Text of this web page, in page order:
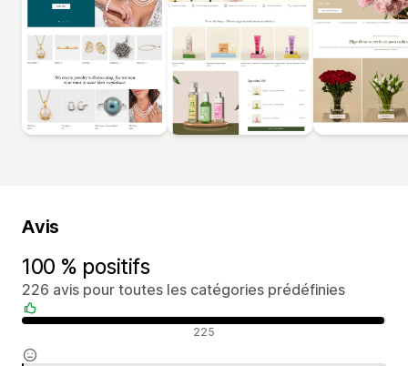
Avis
100 % positifs
226 avis pour toutes les catégories prédéfinies
Avis positifs 225